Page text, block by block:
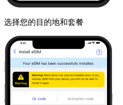
选择您的目的地和套餐